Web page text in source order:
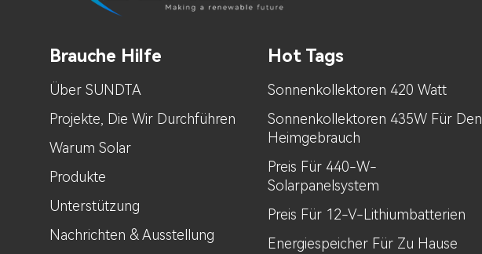
Brauche Hilfe
Über SUNDTA
Projekte, Die Wir Durchführen
Warum Solar
Produkte
Unterstützung
Nachrichten & Ausstellung
Hot Tags
Sonnenkollektoren 420 Watt
Sonnenkollektoren 435W Für Den
Heimgebrauch
Preis Für 440-W-
Solarpanelsystem
Preis Für 12-V-Lithiumbatterien
Energiespeicher Für Zu Hause